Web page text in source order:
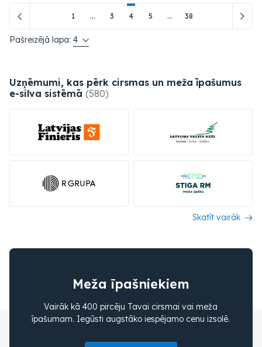
1 ... 3 4 5 ... 38
Pašreizējā lapa: 4
Uzņēmumi, kas pērk cirsmas un meža īpašumus
e-silva sistēmā (580)
Skatīt vairāk
Meža īpašniekiem
Vairāk kā 400 pircēju Tavai cirsmai vai meža
īpašumam. Iegūsti augstāko iespējamo cenu izsolē.